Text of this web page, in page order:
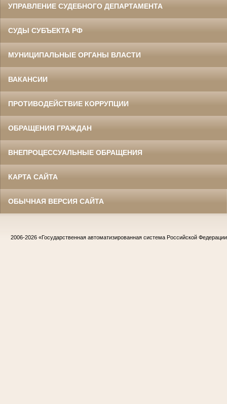
УПРАВЛЕНИЕ СУДЕБНОГО ДЕПАРТАМЕНТА
СУДЫ СУБЪЕКТА РФ
МУНИЦИПАЛЬНЫЕ ОРГАНЫ ВЛАСТИ
ВАКАНСИИ
ПРОТИВОДЕЙСТВИЕ КОРРУПЦИИ
ОБРАЩЕНИЯ ГРАЖДАН
ВНЕПРОЦЕССУАЛЬНЫЕ ОБРАЩЕНИЯ
КАРТА САЙТА
ОБЫЧНАЯ ВЕРСИЯ САЙТА
2006-2026 «Государственная автоматизированная система Российской